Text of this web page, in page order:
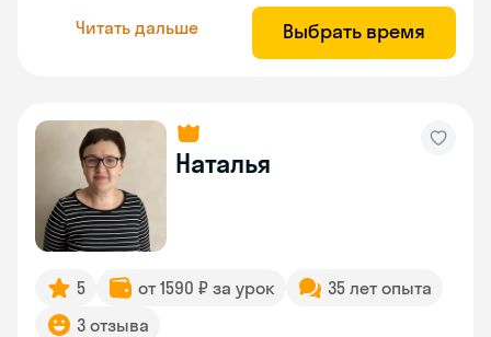
Читать дальше Выбрать время
Наталья
5 от 1590 ₽ за урок
35 лет опыта
3 отзыва